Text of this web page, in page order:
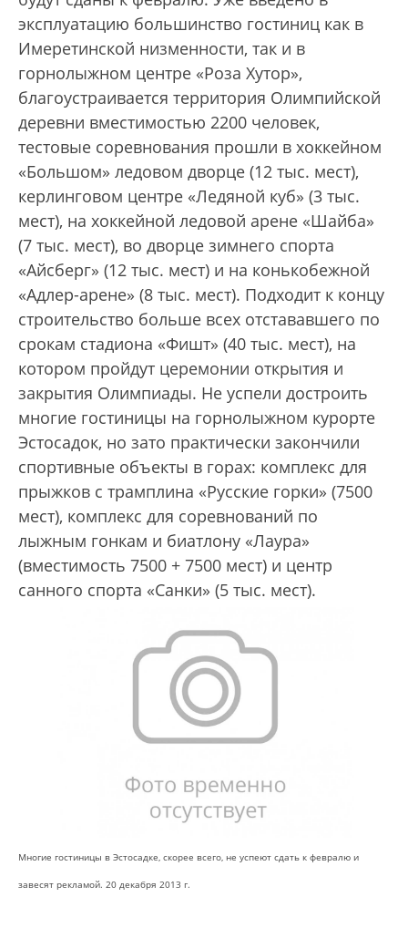
эксплуатацию большинство гостиниц как в
Имеретинской низменности, так и в
горнолыжном центре «Роза Хутор»,
благоустраивается территория Олимпийской
деревни вместимостью 2200 человек,
тестовые соревнования прошли в хоккейном
«Большом» ледовом дворце (12 тыс. мест),
керлинговом центре «Ледяной куб» (3 тыс.
мест), на хоккейной ледовой арене «Шайба»
(7 тыс. мест), во дворце зимнего спорта
«Айсберг» (12 тыс. мест) и на конькобежной
«Адлер-арене» (8 тыс. мест). Подходит к концу
строительство больше всех отстававшего по
срокам стадиона «Фишт» (40 тыс. мест), на
котором пройдут церемонии открытия и
закрытия Олимпиады. Не успели достроить
многие гостиницы на горнолыжном курорте
Эстосадок, но зато практически закончили
спортивные объекты в горах: комплекс для
прыжков с трамплина «Русские горки» (7500
мест), комплекс для соревнований по
лыжным гонкам и биатлону «Лаура»
(вместимость 7500 + 7500 мест) и центр
санного спорта «Санки» (5 тыс. мест).
Многие гостиницы в Эстосадке, скорее всего, не успеют сдать к февралю и
завесят рекламой. 20 декабря 2013 г.